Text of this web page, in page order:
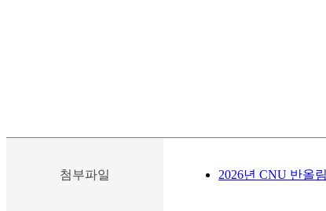
첨부파일 2026년 CNU 반올